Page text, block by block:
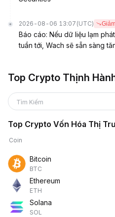
2026-08-06 13:07 (UTC)
Báo cáo: Nếu dữ liệu lạm
tuần tới, Wach sẽ sẵn sàng
Top Crypto Thịnh
Tìm Kiếm
Top Crypto Vốn Hóa Thị
Coin
Bitcoin
BTC
Ethereum
ETH
Solana
SOL